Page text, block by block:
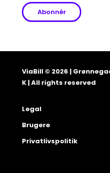
ViaBill © 2026 |
K | All rights reserved
Legal
Brugere
Privatlivspolitik